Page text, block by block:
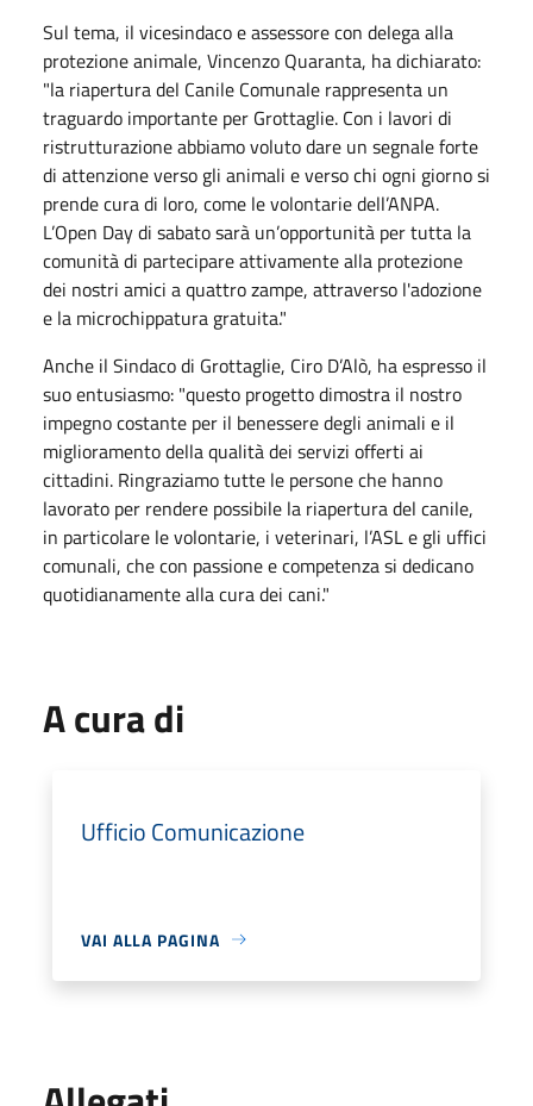
Sul tema, il vicesindaco e assessore con delega alla
protezione animale, Vincenzo Quaranta, ha dichiarato:
"la riapertura del Canile Comunale rappresenta un
traguardo importante per Grottaglie. Con i lavori di
ristrutturazione abbiamo voluto dare un segnale forte
di attenzione verso gli animali e verso chi ogni giorno si
prende cura di loro, come le volontarie dell’ANPA.
L’Open Day di sabato sarà un’opportunità per tutta la
comunità di partecipare attivamente alla protezione
dei nostri amici a quattro zampe, attraverso l'adozione
e la microchippatura gratuita."
Anche il Sindaco di Grottaglie, Ciro D’Alò, ha espresso il
suo entusiasmo: "questo progetto dimostra il nostro
impegno costante per il benessere degli animali e il
miglioramento della qualità dei servizi offerti ai
cittadini. Ringraziamo tutte le persone che hanno
lavorato per rendere possibile la riapertura del canile,
in particolare le volontarie, i veterinari, l’ASL e gli uffici
comunali, che con passione e competenza si dedicano
quotidianamente alla cura dei cani."
A cura di
Ufficio Comunicazione
VAI ALLA PAGINA